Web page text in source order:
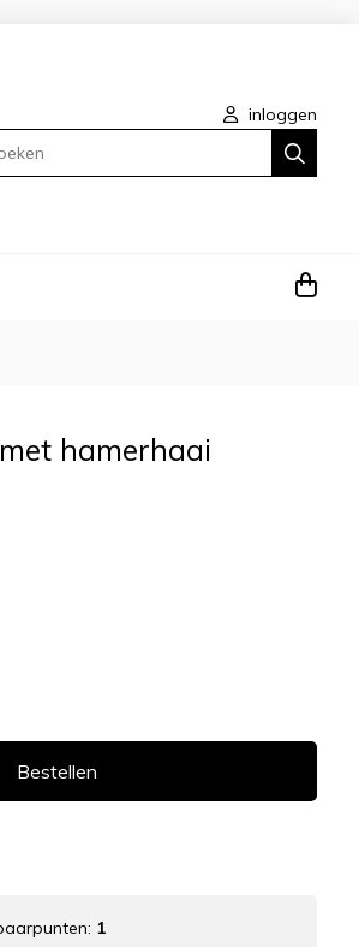
inloggen
hamerhaai
Bestellen
1